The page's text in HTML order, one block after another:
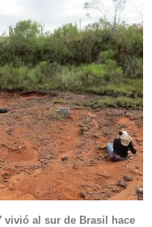
vivió al sur de Brasil hace